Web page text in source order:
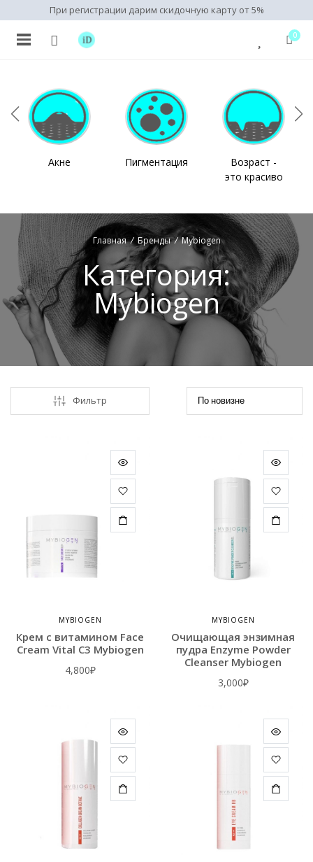
При регистрации дарим скидочную карту от 5%
0
Акне Пигментация
Возраст -
это красиво
Главная/ Бренды/Mybiogen
Категория:
Mybiogen
Фильтр
MYBIOGEN
Крем с витамином Face
Cream Vital C3 Mybiogen
4,800₽
MYBIOGEN
Очищающая энзимная
пудра Enzyme Powder
Cleanser Mybiogen
3,000₽